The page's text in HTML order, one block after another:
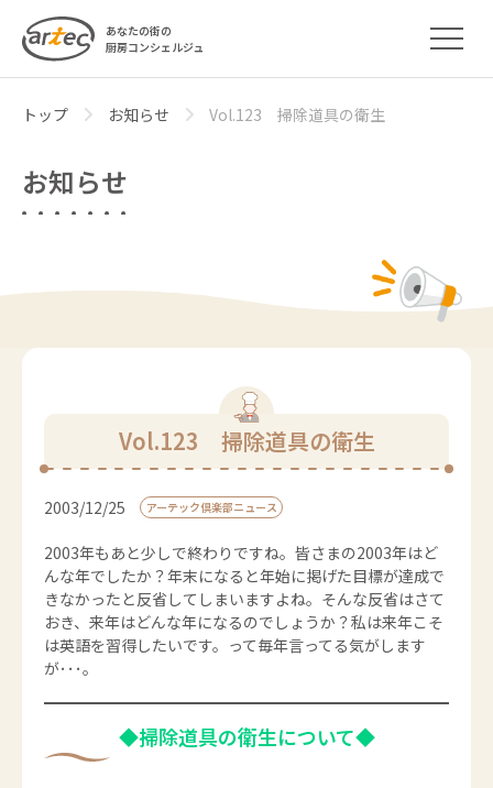
あなたの街の
厨房コンシェルジュ
トップ お知らせ Vol.123 掃除道具の衛生
お知らせ
Vol.123 掃除道具の衛生
2003/12/25 アーテック倶楽部ニュース
2003年もあと少しで終わりですね。皆さまの2003年はど
んな年でしたか？年末になると年始に掲げた目標が達成で
きなかったと反省してしまいますよね。そんな反省はさて
おき、来年はどんな年になるのでしょうか？私は来年こそ
は英語を習得したいです。って毎年言ってる気がします
が･･･。
◆掃除道具の衛生について◆